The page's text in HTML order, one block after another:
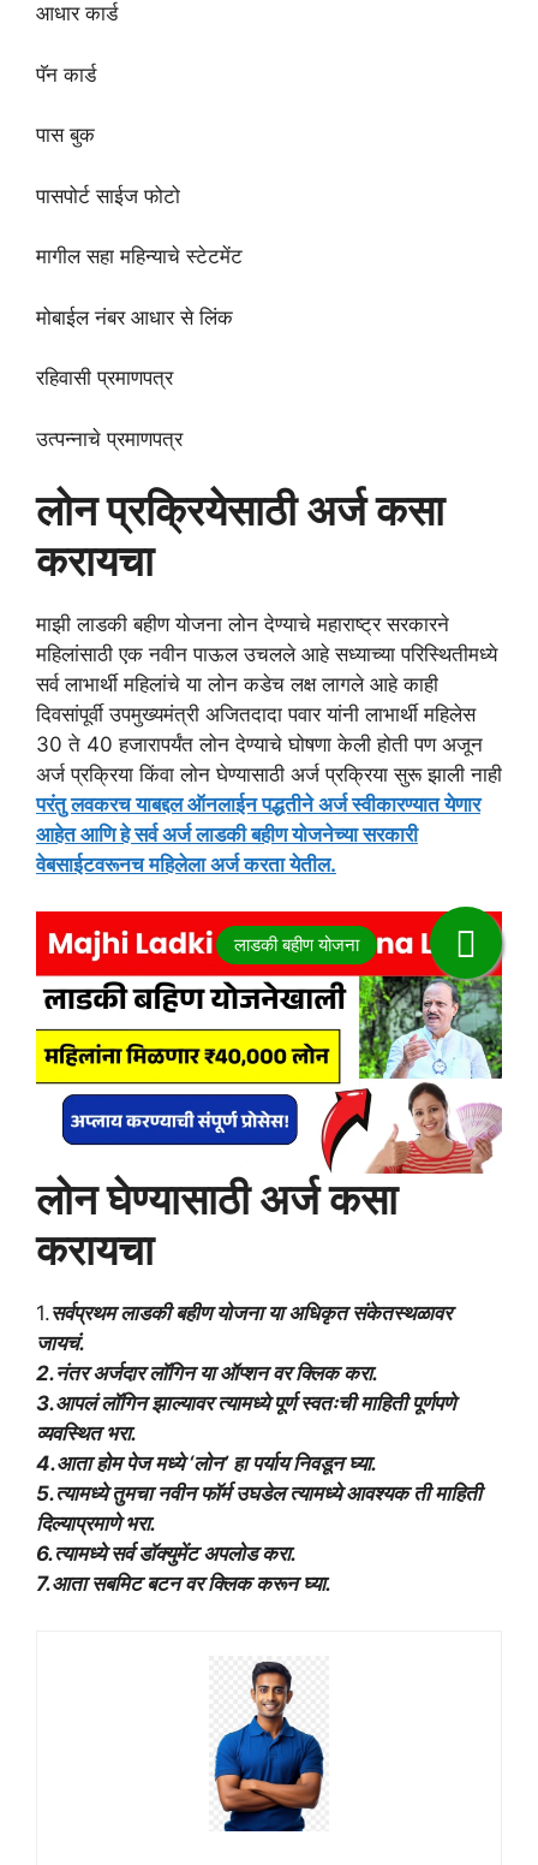
आधार कार्ड
पॅन कार्ड
पास बुक
पासपोर्ट साईज फोटो
मागील सहा महिन्याचे स्टेटमेंट
मोबाईल नंबर आधार से लिंक
रहिवासी प्रमाणपत्र
उत्पन्नाचे प्रमाणपत्र
लोन प्रक्रियेसाठी अर्ज कसा
करायचा
माझी लाडकी बहीण योजना लोन देण्याचे महाराष्ट्र सरकारने
महिलांसाठी एक नवीन पाऊल उचलले आहे सध्याच्या परिस्थितीमध्ये
सर्व लाभार्थी महिलांचे या लोन कडेच लक्ष लागले आहे काही
दिवसांपूर्वी उपमुख्यमंत्री अजितदादा पवार यांनी लाभार्थी महिलेस
30 ते 40 हजारापर्यंत लोन देण्याचे घोषणा केली होती पण अजून
अर्ज प्रक्रिया किंवा लोन घेण्यासाठी अर्ज प्रक्रिया सुरू झाली नाही
परंतु लवकरच याबद्दल ऑनलाईन पद्धतीने अर्ज स्वीकारण्यात येणार
आहेत आणि हे सर्व अर्ज लाडकी बहीण योजनेच्या सरकारी
वेबसाईटवरूनच महिलेला अर्ज करता येतील.
लोन घेण्यासाठी अर्ज कसा
करायचा
1.सर्वप्रथम लाडकी बहीण योजना या अधिकृत संकेतस्थळावर
जायचं.
2.नंतर अर्जदार लॉगिन या ऑप्शन वर क्लिक करा.
3.आपलं लॉगिन झाल्यावर त्यामध्ये पूर्ण स्वतःची माहिती पूर्णपणे
व्यवस्थित भरा.
4.आता होम पेज मध्ये ‘लोन’ हा पर्याय निवडून घ्या.
5.त्यामध्ये तुमचा नवीन फॉर्म उघडेल त्यामध्ये आवश्यक ती माहिती
दिल्याप्रमाणे भरा.
6.त्यामध्ये सर्व डॉक्युमेंट अपलोड करा.
7.आता सबमिट बटन वर क्लिक करून घ्या.